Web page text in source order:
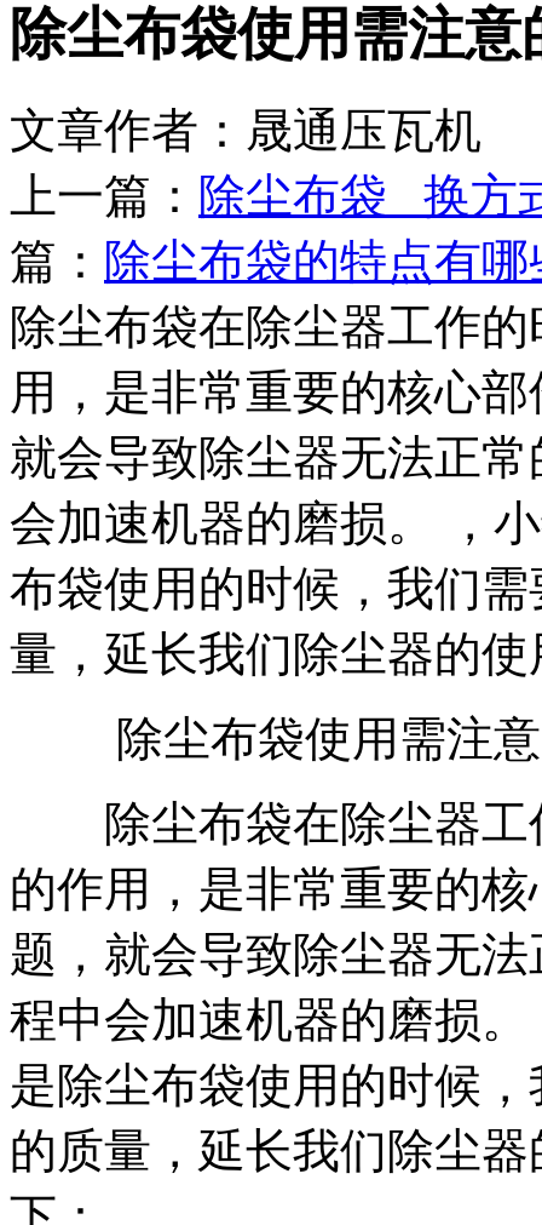
除尘布袋使用需注意
文章作者：晟通压瓦
上一篇： 除尘布袋 换方
篇： 除尘布袋的特点有哪
除尘布袋在除尘器工作
用，是非常重要的核心
就会导致除尘器无法正
会加速机器的磨损。 ，
布袋使用的时候，我们
量，延长我们除尘器的
除尘布袋使用需注意
除尘布袋在除尘器工
的作用，是非常重要的
题，就会导致除尘器无
程中会加速机器的磨损
是除尘布袋使用的时候
的质量，延长我们除尘